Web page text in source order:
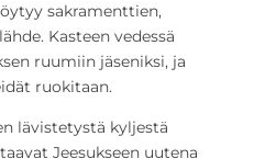
sakramenttien,
Kasteen vedessä
ruumiin jäseniksi, ja
ruokitaan.
lävistetystä kyljestä
Jeesukseen uutena